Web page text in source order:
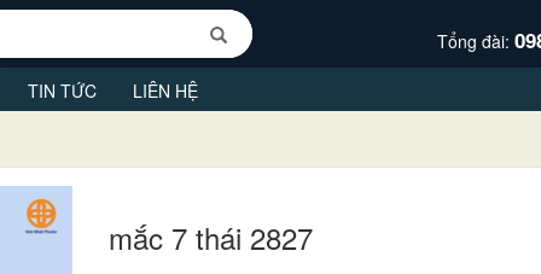
Tổng đài:
TIN TỨC LIÊN HỆ
mắc 7 thái 2827